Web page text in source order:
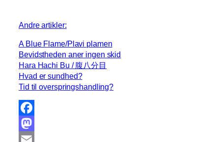
Andre artikler:
A Blue Flame/Plavi plamen
Bevidstheden aner ingen skid
Hara Hachi Bu / 腹八分目
Hvad er sundhed?
Tid til overspringshandling?
F
aM